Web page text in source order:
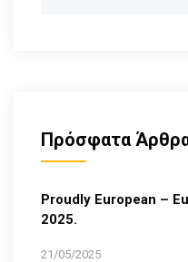
Πρόσφατα
Proudly European –
2025.
21/05/2025